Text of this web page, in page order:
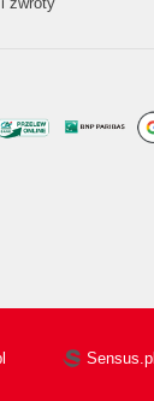
Sensus.pl